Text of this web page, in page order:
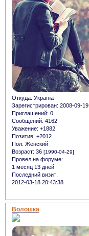
Откуда: Україна
Зарегистрирован: 2008-09-19
Приглашений: 0
Сообщений: 4162
Уважение: +1882
Позитив: +2012
Пол: Женский
Возраст: 36 [1990-04-29]
Провел на форуме:
1 месяц 13 дней
Последний визит:
2012-03-18 20:43:38
Волошка